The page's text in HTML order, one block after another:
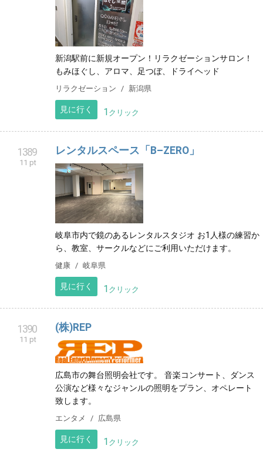
新潟駅前に新規オープン！リラクゼーションサロン！
もみほぐし、アロマ、足つぼ、ドライヘッド
リラクゼーション 新潟県
見に行く 1 クリック
1389
11 pt
レンタルスペース「B–ZERO」
岐阜市内で鏡のあるレンタルスタジオ お1人様の練習か
ら、教室、サークルなどにご利用いただけます。
健康 岐阜県
見に行く 1 クリック
1390
11 pt
(株)REP
広島市の舞台照明会社です。 音楽コンサート、ダンス
公演など様々なジャンルの照明をプラン、オペレート
致します。
エンタメ 広島県
見に行く 1 クリック